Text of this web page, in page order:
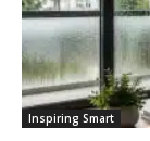
Inspiring Smart